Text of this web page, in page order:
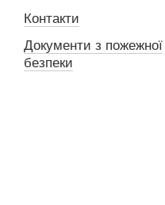
Контакти
Документи з пожежної
безпеки